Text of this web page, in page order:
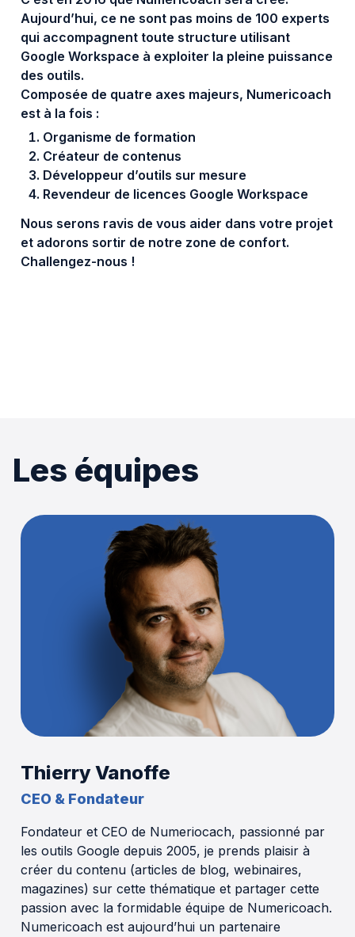
Aujourd’hui, ce ne sont pas moins de 100 experts
qui accompagnent toute structure utilisant
Google Workspace à exploiter la pleine puissance
des outils.
Composée de quatre axes majeurs, Numericoach
est à la fois :
Organisme de formation
Créateur de contenus
Développeur d’outils sur mesure
Revendeur de licences Google Workspace
Nous serons ravis de vous aider dans votre projet
et adorons sortir de notre zone de confort.
Challengez-nous !
Les équipes
Thierry Vanoffe
CEO & Fondateur
Fondateur et CEO de Numeriocach, passionné par
les outils Google depuis 2005, je prends plaisir à
créer du contenu (articles de blog, webinaires,
magazines) sur cette thématique et partager cette
passion avec la formidable équipe de Numericoach.
Numericoach est aujourd’hui un partenaire